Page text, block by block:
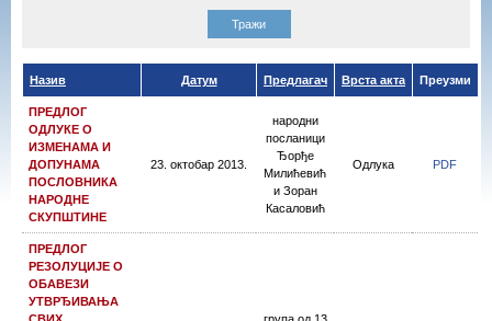
Назив Датум Предлагач Врста акта Преузми
ПРЕДЛОГ
ОДЛУКЕ О
ИЗМЕНАМА И
ДОПУНАМА
ПОСЛОВНИКА
НАРОДНЕ
СКУПШТИНЕ
23. октобар 2013.
народни
посланици
Ђорђе
Милићевић
и Зоран
Касаловић
Одлука PDF
ПРЕДЛОГ
РЕЗОЛУЦИЈЕ О
ОБАВЕЗИ
УТВРЂИВАЊА